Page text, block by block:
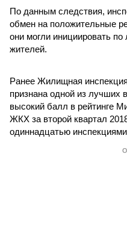
По данным следствия,
обмен на положительные
они могли инициировать
жителей.
Ранее Жилищная
признана одной из лучших
высокий балл в рейтинге
ЖКХ за второй квартал
одиннадцатью инспекциями